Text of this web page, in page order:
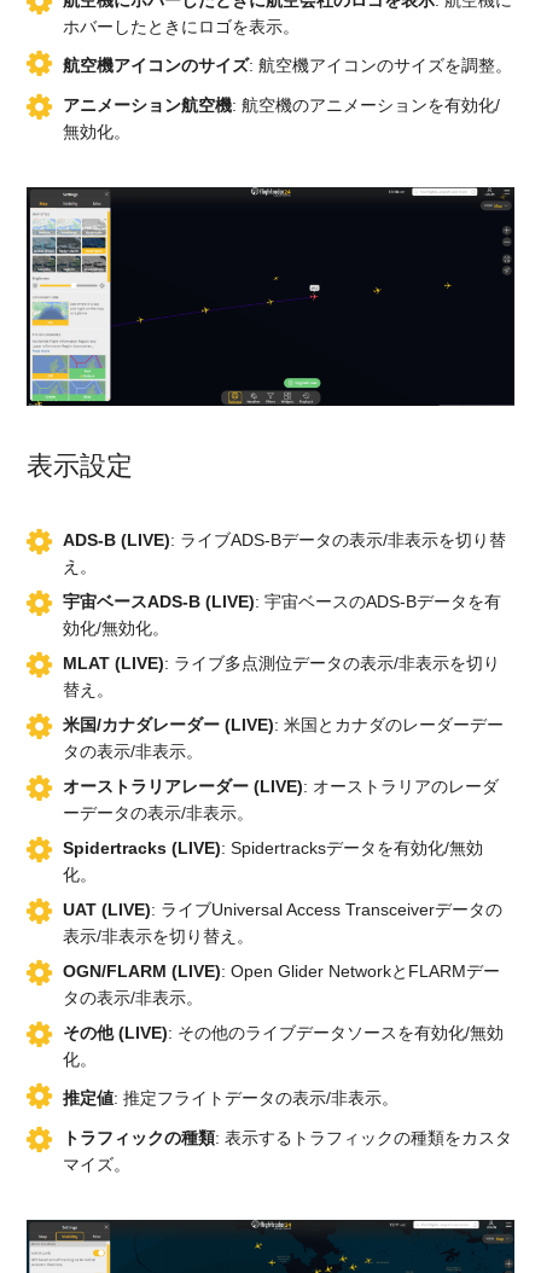
ホバーしたときにロゴを表示。
航空機アイコンのサイズ: 航空機アイコンのサイズを調整。
アニメーション航空機: 航空機のアニメーションを有効化/
無効化。
表示設定
ADS-B (LIVE): ライブADS-Bデータの表示/非表示を切り替
え。
宇宙ベースADS-B (LIVE): 宇宙ベースのADS-Bデータを有
効化/無効化。
MLAT (LIVE): ライブ多点測位データの表示/非表示を切り
替え。
米国/カナダレーダー (LIVE): 米国とカナダのレーダーデー
タの表示/非表示。
オーストラリアレーダー (LIVE): オーストラリアのレーダ
ーデータの表示/非表示。
Spidertracks (LIVE): Spidertracksデータを有効化/無効
化。
UAT (LIVE): ライブUniversal Access Transceiverデータの
表示/非表示を切り替え。
OGN/FLARM (LIVE): Open Glider NetworkとFLARMデー
タの表示/非表示。
その他 (LIVE): その他のライブデータソースを有効化/無効
化。
推定値: 推定フライトデータの表示/非表示。
トラフィックの種類: 表示するトラフィックの種類をカスタ
マイズ。